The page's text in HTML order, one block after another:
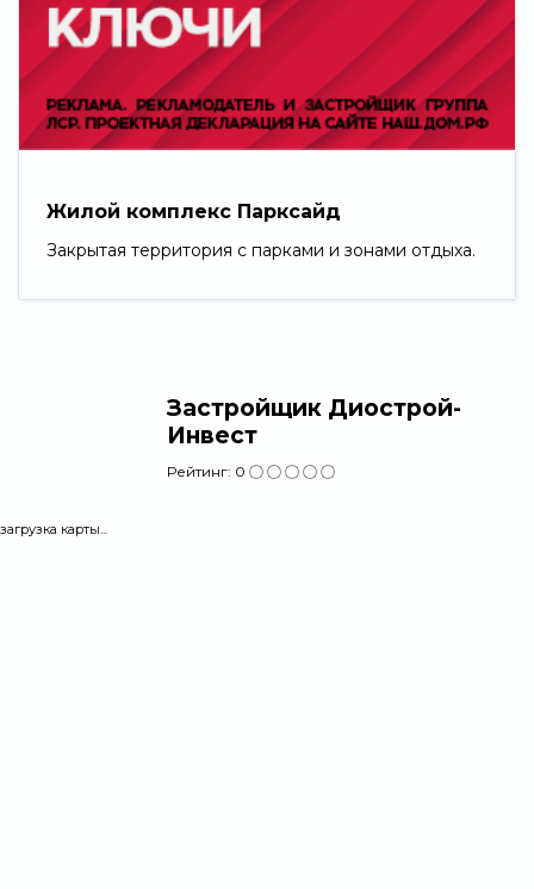
Жилой комплекс Парксайд
Закрытая территория с парками и зонами отдыха.
Застройщик Диострой-
Инвест
Рейтинг: 0
загрузка карты...